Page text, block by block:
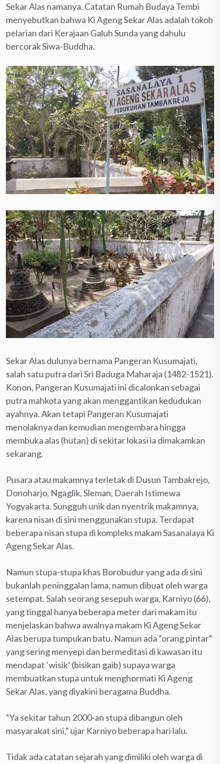
Sekar Alas namanya. Catatan Rumah Budaya Tembi
menyebutkan bahwa Ki Ageng Sekar Alas adalah tokoh
pelarian dari Kerajaan Galuh Sunda yang dahulu
bercorak Siwa-Buddha.
Sekar Alas dulunya bernama Pangeran Kusumajati,
salah satu putra dari Sri Baduga Maharaja (1482-1521).
Konon, Pangeran Kusumajati ini dicalonkan sebagai
putra mahkota yang akan menggantikan kedudukan
ayahnya. Akan tetapi Pangeran Kusumajati
menolaknya dan kemudian mengembara hingga
membuka alas (hutan) di sekitar lokasi ia dimakamkan
sekarang.
Pusara atau makamnya terletak di Dusun Tambakrejo,
Donoharjo, Ngaglik, Sleman, Daerah Istimewa
Yogyakarta. Sungguh unik dan nyentrik makamnya,
karena nisan di sini menggunakan stupa. Terdapat
beberapa nisan stupa di kompleks makam Sasanalaya Ki
Ageng Sekar Alas.
Namun stupa-stupa khas Borobudur yang ada di sini
bukanlah peninggalan lama, namun dibuat oleh warga
setempat. Salah seorang sesepuh warga, Karniyo (66),
yang tinggal hanya beberapa meter dari makam itu
menjelaskan bahwa awalnya makam Ki Ageng Sekar
Alas berupa tumpukan batu. Namun ada “orang pintar”
yang sering menyepi dan bermeditasi di kawasan itu
mendapat ‘wisik’ (bisikan gaib) supaya warga
membuatkan stupa untuk menghormati Ki Ageng
Sekar Alas, yang diyakini beragama Buddha.
“Ya sekitar tahun 2000-an stupa dibangun oleh
masyarakat sini,” ujar Karniyo beberapa hari lalu.
Tidak ada catatan sejarah yang dimiliki oleh warga di